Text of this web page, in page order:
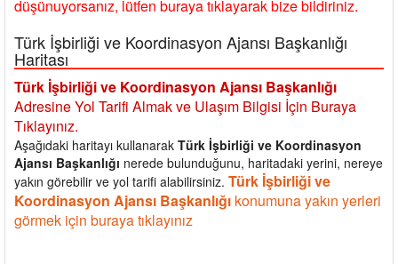
düşünuyorsanız, lütfen buraya tıklayarak bize bildiriniz.
Türk İşbirliği ve Koordinasyon Ajansı Başkanlığı
Haritası
Türk İşbirliği ve Koordinasyon Ajansı Başkanlığı
Adresine Yol Tarifi Almak ve Ulaşım Bilgisi İçin Buraya
Tıklayınız.
Aşağıdaki haritayı kullanarak Türk İşbirliği ve Koordinasyon
Ajansı Başkanlığı nerede bulunduğunu, haritadaki yerini, nereye
yakın görebilir ve yol tarifi alabilirsiniz. Türk İşbirliği ve
Koordinasyon Ajansı Başkanlığı konumuna yakın yerleri
görmek için buraya tıklayınız